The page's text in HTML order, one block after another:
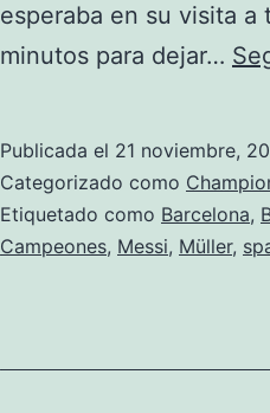
esperaba en su visita
minutos para dejar…
Publicada el 21 noviembre,
Categorizado como
Etiquetado como Barcelona,
Campeones, Messi, Müller,